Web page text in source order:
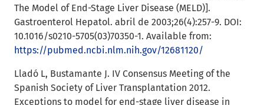
The Model of End-Stage Liver Disease (MELD)].
Gastroenterol Hepatol. abril de 2003;26(4):257-9. DOI:
10.1016/s0210-5705(03)70350-1. Available from:
https://pubmed.ncbi.nlm.nih.gov/12681120/
Lladó L, Bustamante J. IV Consensus Meeting of the
Spanish Society of Liver Transplantation 2012.
Exceptions to model for end-stage liver disease in